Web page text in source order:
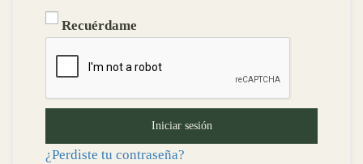
Recuérdame
Iniciar sesión
¿Perdiste tu contraseña?